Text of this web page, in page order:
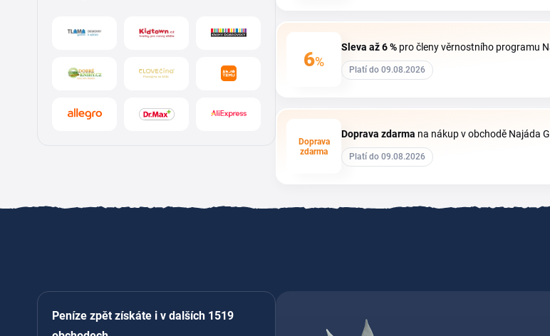
6%
Sleva až 6 % pro členy věrnostního programu
Platí do 09.08.2026
Doprava
zdarma
Doprava zdarma na nákup v obchodě Najáda
Platí do 09.08.2026
Peníze zpět získáte i v dalších 1519